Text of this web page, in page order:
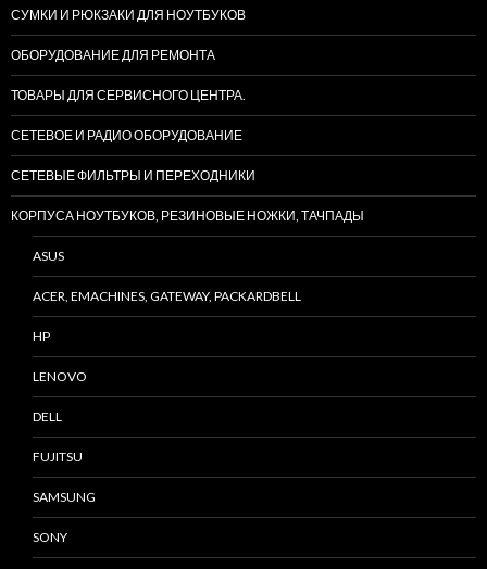
СУМКИ И РЮКЗАКИ ДЛЯ НОУТБУКОВ
ОБОРУДОВАНИЕ ДЛЯ РЕМОНТА
ТОВАРЫ ДЛЯ СЕРВИСНОГО ЦЕНТРА.
СЕТЕВОЕ И РАДИО ОБОРУДОВАНИЕ
СЕТЕВЫЕ ФИЛЬТРЫ И ПЕРЕХОДНИКИ
КОРПУСА НОУТБУКОВ, РЕЗИНОВЫЕ НОЖКИ, ТАЧПАДЫ
ASUS
ACER, EMACHINES, GATEWAY, PACKARDBELL
HP
LENOVO
DELL
FUJITSU
SAMSUNG
SONY